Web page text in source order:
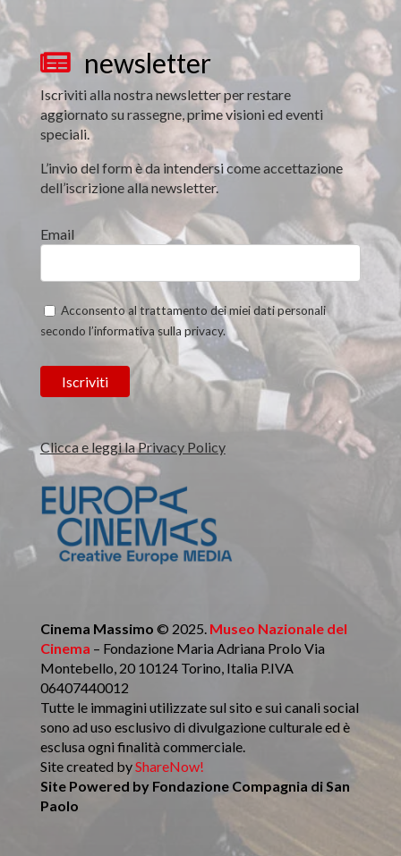
 newsletter
Iscriviti alla nostra newsletter per restare
aggiornato su rassegne, prime visioni ed eventi
speciali.
L’invio del form è da intendersi come accettazione
dell’iscrizione alla newsletter.
Email
Acconsento al trattamento dei miei dati personali
secondo l’informativa sulla privacy.
Clicca e leggi la Privacy Policy
Cinema Massimo © 2025. Museo Nazionale del
Cinema – Fondazione Maria Adriana Prolo Via
Montebello, 20 10124 Torino, Italia P.IVA
06407440012
Tutte le immagini utilizzate sul sito e sui canali social
sono ad uso esclusivo di divulgazione culturale ed è
esclusa ogni finalità commerciale.
Site created byShareNow!
Site Powered by Fondazione Compagnia di San
Paolo